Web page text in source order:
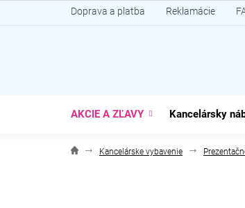
na
Doprava a platba Reklamácie
AKCIE A ZĽAVY Kancelársky
Kancelárske vybavenie